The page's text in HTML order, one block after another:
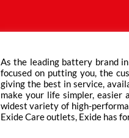
As the leading battery brand
focused on putting you, the
giving the best in service,
make your life simpler,
widest variety of high-
Exide Care outlets, Exide has
This ever-increasing network